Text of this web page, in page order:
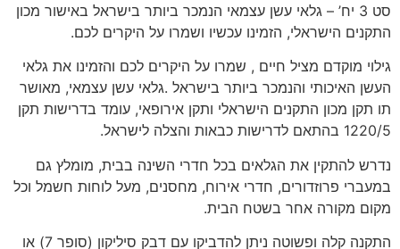
סט 3 יח’ – גלאי עשן עצמאי הנמכר ביותר בישראל באישור מכון
התקנים הישראלי, הזמינו עכשיו ושמרו על היקרים לכם.
גילוי מוקדם מציל חיים , שמרו על היקרים לכם והזמינו את גלאי
העשן האיכותי והנמכר ביותר בישראל .גלאי עשן עצמאי, מאושר
תו תקן מכון התקנים הישראלי ותקן אירופאי, עומד בדרישות תקן
1220/5 בהתאם לדרישות כבאות והצלה לישראל.
נדרש להתקין את הגלאים בכל חדרי השינה בבית, מומלץ גם
במעברי פרוזדורים, חדרי אירוח, מחסנים, מעל לוחות חשמל וכל
מקום מקורה אחר בשטח הבית.
התקנה קלה ופשוטה ניתן להדביקו עם דבק סיליקון (סופר 7) או